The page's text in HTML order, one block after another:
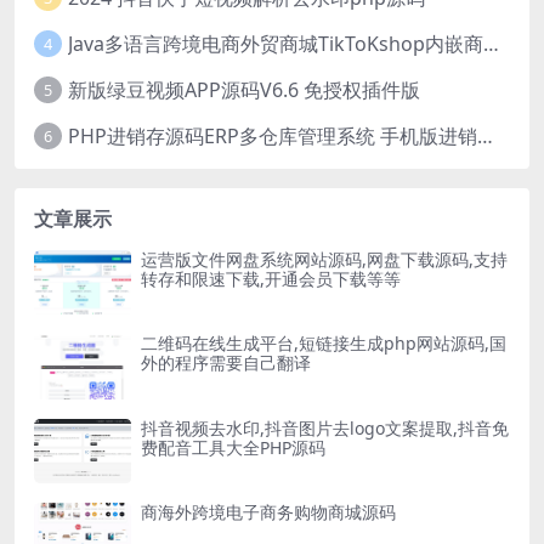
4 Java多语言跨境电商外贸商城TikToKshop内嵌商城I商家入驻I一键铺
5 新版绿豆视频APP源码V6.6 免授权插件版
6 PHP进销存源码ERP多仓库管理系统 手机版进销存 php网络版进销存小程序
文章展示
运营版文件网盘系统网站源码,网盘下载源码,支持
转存和限速下载,开通会员下载等等
二维码在线生成平台,短链接生成php网站源码,国
外的程序需要自己翻译
抖音视频去水印,抖音图片去logo文案提取,抖音免
费配音工具大全PHP源码
商海外跨境电子商务购物商城源码